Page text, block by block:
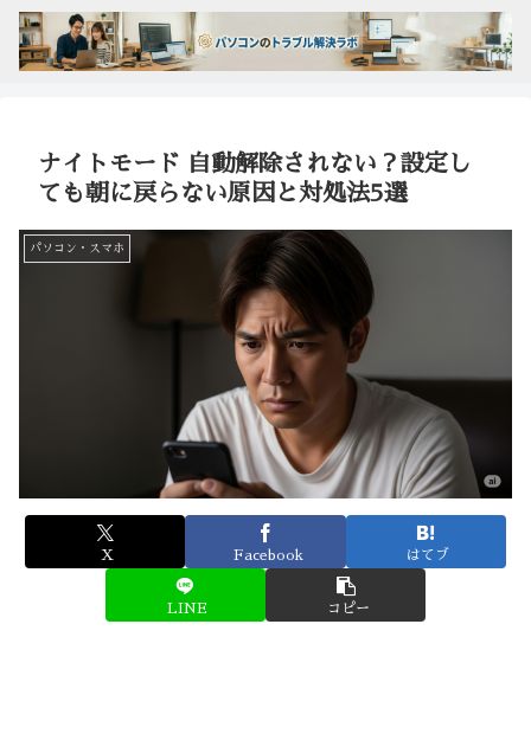
ナイトモード 自動解除されない？設定し
ても朝に戻らない原因と対処法5選
パソコン・スマホ
X Facebook はてブ
LINE コピー